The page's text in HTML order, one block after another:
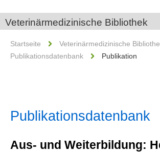
Veterinärmedizinische Bibliothek
Startseite
Veterinärmedizinische
Publikationsdatenbank
Publikation
Publikationsdatenbank
Aus- und Weiterbildung: